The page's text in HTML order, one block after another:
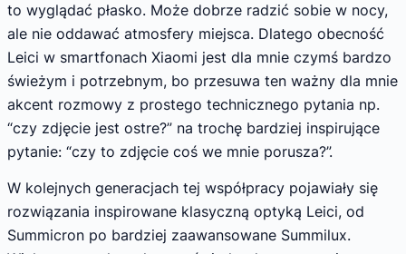
to wyglądać płasko. Może dobrze radzić sobie w nocy,
ale nie oddawać atmosfery miejsca. Dlatego obecność
Leici w smartfonach Xiaomi jest dla mnie czymś bardzo
świeżym i potrzebnym, bo przesuwa ten ważny dla mnie
akcent rozmowy z prostego technicznego pytania np.
“czy zdjęcie jest ostre?” na trochę bardziej inspirujące
pytanie: “czy to zdjęcie coś we mnie porusza?”.
W kolejnych generacjach tej współpracy pojawiały się
rozwiązania inspirowane klasyczną optyką Leici, od
Summicron po bardziej zaawansowane Summilux.